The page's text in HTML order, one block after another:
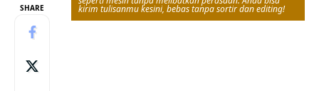
SHARE kirim tulisanmu kesini, bebas tanpa sortir dan editing!